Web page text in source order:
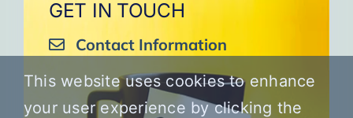
GET IN TOUCH
Contact Information
This website uses cookies to enhance
your user experience by clicking the